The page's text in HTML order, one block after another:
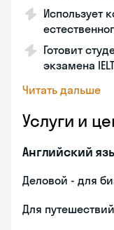
Использует
Готовит
экзамена
Читать дальше
Услуги и
Английский
Деловой - для
Для путешествий